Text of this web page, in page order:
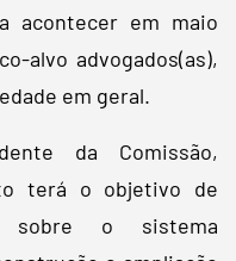
acontecer em maio
alvo advogados(as),
em geral.
da Comissão,
terá o objetivo de
sobre o sistema